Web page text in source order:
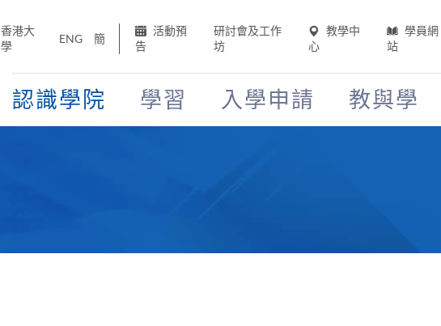
香港大
學
ENG 簡
活動預
告
研討會及工作
坊
教學中
心
學員網
站
認識學院 學習 入學申請 教與學